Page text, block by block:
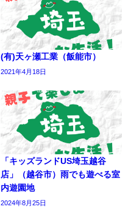
(有)天ヶ瀬工業（飯能市）
2021年4月18日
「キッズランドUS埼玉越谷
店」（越谷市）雨でも遊べる室
内遊園地
2024年8月25日